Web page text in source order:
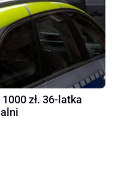
zł. 36-latka